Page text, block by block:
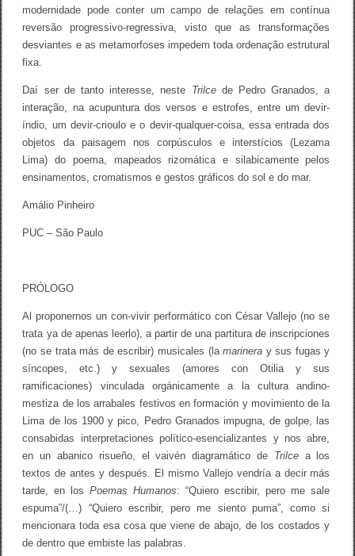
modernidade pode conter um campo de relações em contínua
reversão progressivo-regressiva, visto que as transformações
desviantes e as metamorfoses impedem toda ordenação estrutural
fixa.
Daí ser de tanto interesse, neste Trilcede Pedro Granados, a
interação, na acupuntura dos versos e estrofes, entre um devir-
índio, um devir-crioulo e o devir-qualquer-coisa, essa entrada dos
objetos da paisagem nos corpúsculos e interstícios (Lezama
Lima) do poema, mapeados rizomática e silabicamente pelos
ensinamentos, cromatismos e gestos gráficos do sol e do mar.
Amálio Pinheiro
PUC – São Paulo
PRÓLOGO
Al proponernos un con-vivir performático con César Vallejo (no se
trata ya de apenas leerlo), a partir de una partitura de inscripciones
(no se trata más de escribir) musicales (lamarinera y sus fugas y
síncopes, etc.) y sexuales (amores con Otilia y sus
ramificaciones) vinculada orgánicamente a la cultura andino-
mestiza de los arrabales festivos en formación y movimiento de la
Lima de los 1900 y pico, Pedro Granados impugna, de golpe, las
consabidas interpretaciones político-esencializantes y nos abre,
en un abanico risueño, el vaivén diagramático de Trilce a los
textos de antes y después. El mismo Vallejo vendría a decir más
tarde, en losPoemas Humanos: “Quiero escribir, pero me sale
espuma”/(…) “Quiero escribir, pero me siento puma”, como si
mencionara toda esa cosa que viene de abajo, de los costados y
de dentro que embiste las palabras.